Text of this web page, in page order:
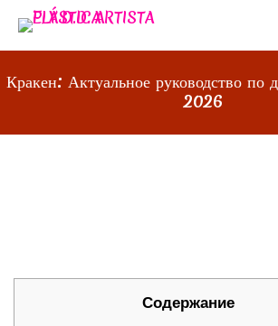
Кракен: Актуальное руководство по
2026
Содержание